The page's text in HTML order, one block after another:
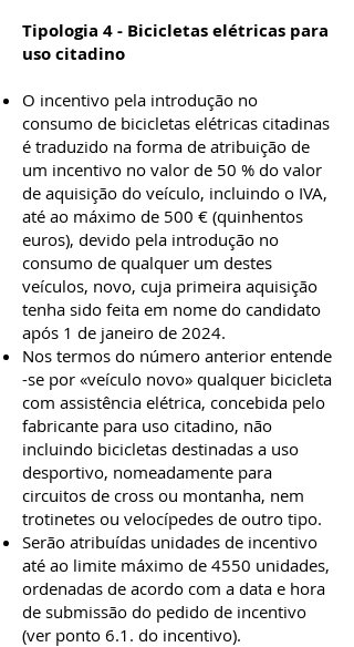
Tipologia 4 - Bicicletas elétricas para
uso citadino
O incentivo pela introdução no
consumo de bicicletas elétricas citadinas
é traduzido na forma de atribuição de
um incentivo no valor de 50 % do valor
de aquisição do veículo, incluindo o IVA,
até ao máximo de 500 € (quinhentos
euros), devido pela introdução no
consumo de qualquer um destes
veículos, novo, cuja primeira aquisição
tenha sido feita em nome do candidato
após 1 de janeiro de 2024.
Nos termos do número anterior entende
-se por «veículo novo» qualquer bicicleta
com assistência elétrica, concebida pelo
fabricante para uso citadino, não
incluindo bicicletas destinadas a uso
desportivo, nomeadamente para
circuitos de cross ou montanha, nem
trotinetes ou velocípedes de outro tipo.
Serão atribuídas unidades de incentivo
até ao limite máximo de 4550 unidades,
ordenadas de acordo com a data e hora
de submissão do pedido de incentivo
(ver ponto 6.1. do incentivo).